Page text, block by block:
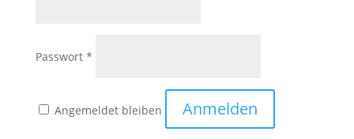
Passwort *
Angemeldet bleiben Anmelden